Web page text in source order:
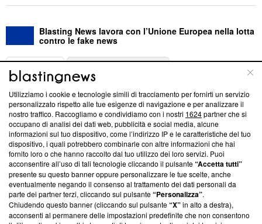
Blasting News lavora con l’Unione Europea nella lotta
contro le fake news
ABOUT
Questa sezione offre informazioni trasparenti su Blasting
News, sui nostri processi editoriali e su come ci impegniamo a
creare news di qualità. Inoltre, afferma la nostra aderenza a
‘Trust Project - News with Integrity’Blasting News non è
ancora membro del programma, ma ha richiesto di farne
parte; Trust Project non ha ancora effettuato una verifica di
conformità agli standard.
Su di noi
Team editoriale
Utilizziamo i cookie e tecnologie simili di tracciamento per fornirti un servizio
personalizzato rispetto alle tue esigenze di navigazione e per analizzare il
nostro traffico. Raccogliamo e condividiamo con i nostri 1624partner che si
occupano di analisi dei dati web, pubblicità e social media, alcune
informazioni sul tuo dispositivo, come l’indirizzo IP e le caratteristiche del tuo
dispositivo, i quali potrebbero combinarle con altre informazioni che hai
fornito loro o che hanno raccolto dal tuo utilizzo dei loro servizi. Puoi
acconsentire all’uso di tali tecnologie cliccando il pulsante“Accetta tutti”
presente su questo banner oppure personalizzare le tue scelte, anche
eventualmente negando il consenso al trattamento dei dati personali da
parte dei partner terzi, cliccando sul pulsante“Personalizza”.
Chiudendo questo banner (cliccando sul pulsante“X”in alto a destra),
acconsenti al permanere delle impostazioni predefinite che non consentono